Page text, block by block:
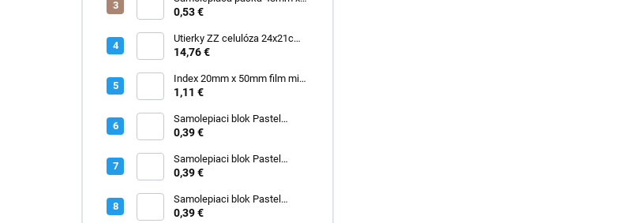
60m ACR priehľadná "made in
0,53 €
Utierky ZZ celulóza 24x21cm
3000 ks
14,76 €
Index 20mm x 50mm film mix
2671-09
1,11 €
Samolepiaci blok Pastel
75mm x 75mm ružový
0,39 €
Samolepiaci blok Pastel
75mm x 75mm modrý
0,39 €
Samolepiaci blok Pastel
75mm x 75mm zelený
0,39 €